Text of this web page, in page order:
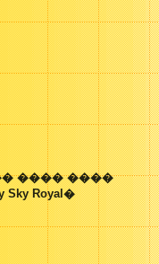
���� ����
Sky Royal�